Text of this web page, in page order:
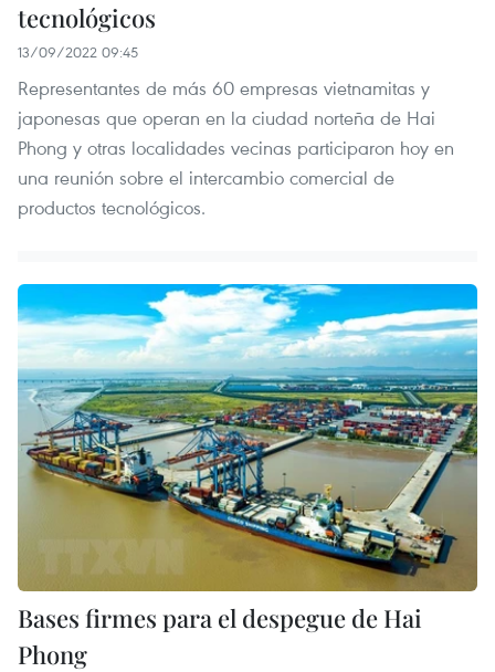
tecnológicos
13/09/2022 09:45
Representantes de más 60 empresas vietnamitas y
japonesas que operan en la ciudad norteña de Hai
Phong y otras localidades vecinas participaron hoy en
una reunión sobre el intercambio comercial de
productos tecnológicos.
Bases firmes para el despegue de Hai
Phong